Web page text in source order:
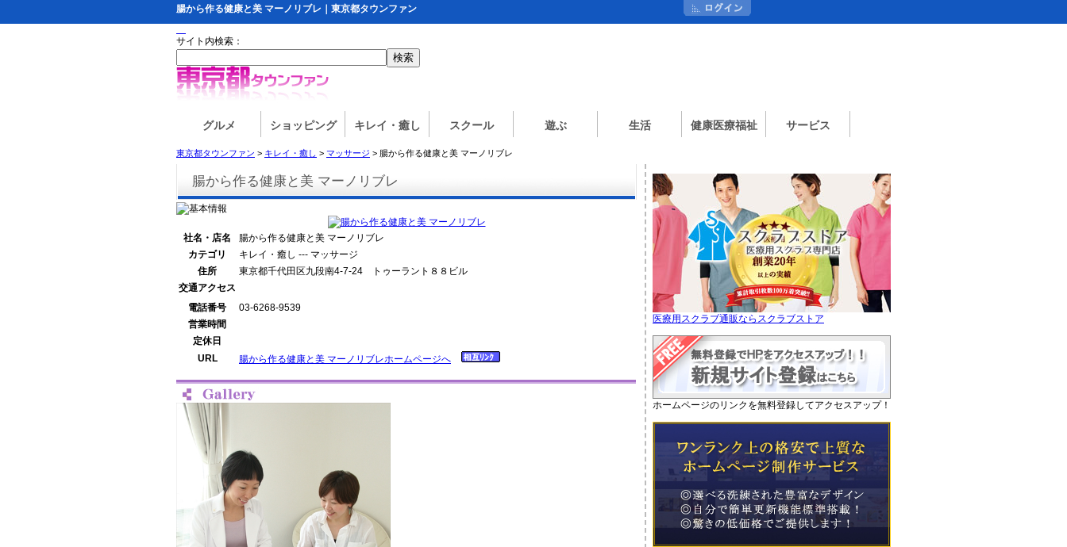
腸から作る健康と美 マーノリブレ｜東京都タウンファン
サイト内検索：
グルメ ショッピング キレイ・癒し スクール 遊ぶ 生活 健康医療福祉 サービス
東京都タウンファン > キレイ・癒し > マッサージ > 腸から作る健康と美 マーノリブレ
腸から作る健康と美 マーノリブレ
社名・店名
腸から作る健康と美 マーノリブレ
カテゴリ
キレイ・癒し --- マッサージ
住所
東京都千代田区九段南4-7-24 トゥーラント８８ビル
交通アクセス
電話番号
03-6268-9539
営業時間
定休日
URL
腸から作る健康と美 マーノリブレホームページへ
医療用スクラブ通販ならスクラブストア
ホームページのリンクを無料登録してアクセスアップ！